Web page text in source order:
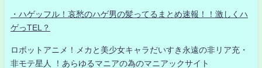
・ハゲッフル！哀愁のハゲ男の髪ってるまとめ速報！！激しくハ
ゲっTEL？
ロボットアニメ！メカと美少女キャラだいすき永遠の非リア充・
非モテ星人 ！あらゆるマニアの為のマニアックサイト